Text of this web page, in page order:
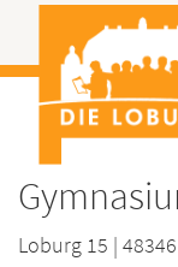
Loburg 15 |